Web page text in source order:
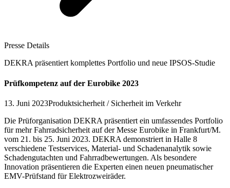
Presse Details
DEKRA präsentiert komplettes Portfolio und neue IPSOS-Studie
Prüfkompetenz auf der Eurobike 2023
13. Juni 2023Produktsicherheit / Sicherheit im Verkehr
Die Prüforganisation DEKRA präsentiert ein umfassendes Portfolio
für mehr Fahrradsicherheit auf der Messe Eurobike in Frankfurt/M.
vom 21. bis 25. Juni 2023. DEKRA demonstriert in Halle 8
verschiedene Testservices, Material- und Schadenanalytik sowie
Schadengutachten und Fahrradbewertungen. Als besondere
Innovation präsentieren die Experten einen neuen pneumatischer
EMV-Prüfstand für Elektrozweiräder.